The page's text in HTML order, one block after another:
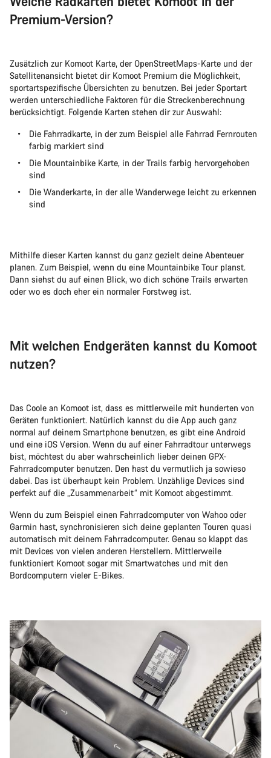
Premium-Version?
Zusätzlich zur Komoot Karte, der OpenStreetMaps-Karte und der
Satellitenansicht bietet dir Komoot Premium die Möglichkeit,
sportartspezifische Übersichten zu benutzen. Bei jeder Sportart
werden unterschiedliche Faktoren für die Streckenberechnung
berücksichtigt. Folgende Karten stehen dir zur Auswahl:
Die Fahrradkarte, in der zum Beispiel alle Fahrrad Fernrouten
farbig markiert sind
Die Mountainbike Karte, in der Trails farbig hervorgehoben
sind
Die Wanderkarte, in der alle Wanderwege leicht zu erkennen
sind
Mithilfe dieser Karten kannst du ganz gezielt deine Abenteuer
planen. Zum Beispiel, wenn du eine Mountainbike Tour planst.
Dann siehst du auf einen Blick, wo dich schöne Trails erwarten
oder wo es doch eher ein normaler Forstweg ist.
Mit welchen Endgeräten kannst du Komoot
nutzen?
Das Coole an Komoot ist, dass es mittlerweile mit hunderten von
Geräten funktioniert. Natürlich kannst du die App auch ganz
normal auf deinem Smartphone benutzen, es gibt eine Android
und eine iOS Version. Wenn du auf einer Fahrradtour unterwegs
bist, möchtest du aber wahrscheinlich lieber deinen GPX-
Fahrradcomputer benutzen. Den hast du vermutlich ja sowieso
dabei. Das ist überhaupt kein Problem. Unzählige Devices sind
perfekt auf die „Zusammenarbeit“ mit Komoot abgestimmt.
Wenn du zum Beispiel einen Fahrradcomputer von Wahoo oder
Garmin hast, synchronisieren sich deine geplanten Touren quasi
automatisch mit deinem Fahrradcomputer. Genau so klappt das
mit Devices von vielen anderen Herstellern. Mittlerweile
funktioniert Komoot sogar mit Smartwatches und mit den
Bordcomputern vieler E-Bikes.